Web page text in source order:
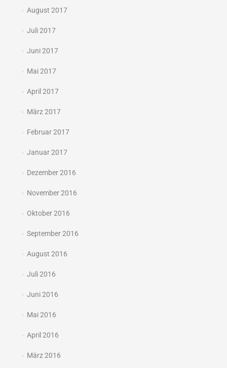
August 2017
Juli 2017
Juni 2017
Mai 2017
April 2017
März 2017
Februar 2017
Januar 2017
Dezember 2016
November 2016
Oktober 2016
September 2016
August 2016
Juli 2016
Juni 2016
Mai 2016
April 2016
März 2016